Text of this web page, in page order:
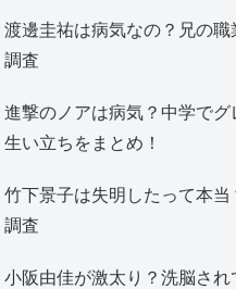
渡邊圭祐は病気なの？兄の
調査
進撃のノアは病気？中学で
生い立ちをまとめ！
竹下景子は失明したって本
調査
小阪由佳が激太り？洗脳さ